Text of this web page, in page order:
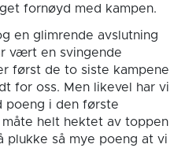
fornøyd med kampen.
en glimrende avslutning
vært en svingende
først de to siste kampene
for oss. Men likevel har vi
poeng i den første
helt hektet av toppen
plukke så mye poeng at vi